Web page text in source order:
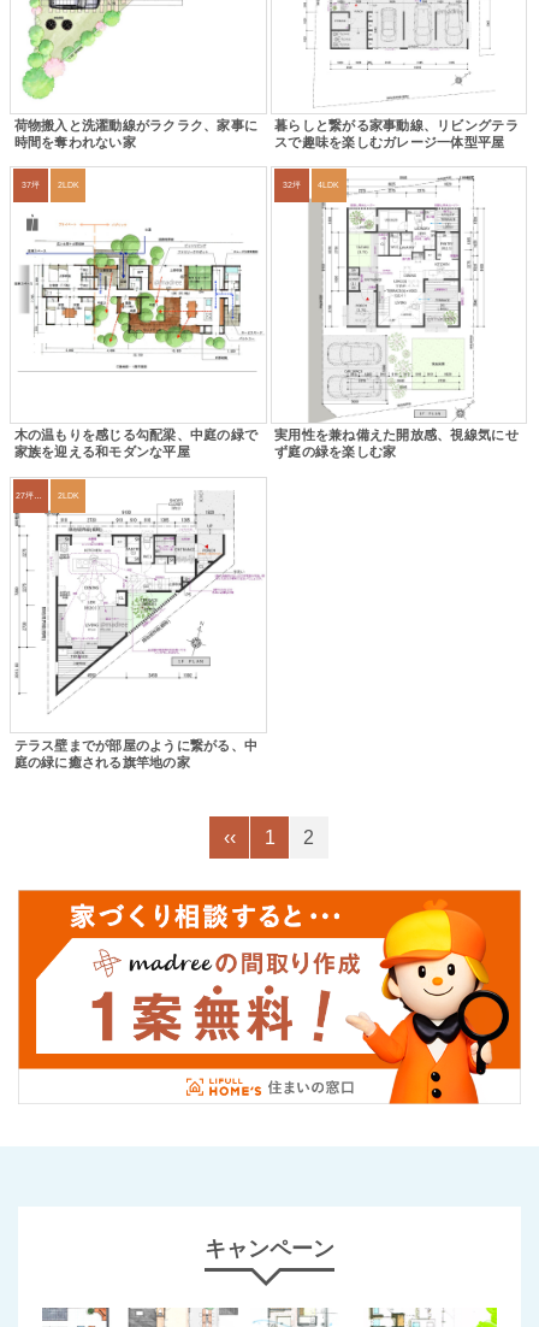
荷物搬入と洗濯動線がラクラク、家事に
時間を奪われない家
暮らしと繋がる家事動線、リビングテラ
スで趣味を楽しむガレージ一体型平屋
37坪 2LDK
木の温もりを感じる勾配梁、中庭の緑で
家族を迎える和モダンな平屋
32坪 4LDK
実用性を兼ね備えた開放感、視線気にせ
ず庭の緑を楽しむ家
2LDK
テラス壁までが部屋のように繋がる、中
庭の緑に癒される旗竿地の家
‹‹ 1 2
キャンペーン